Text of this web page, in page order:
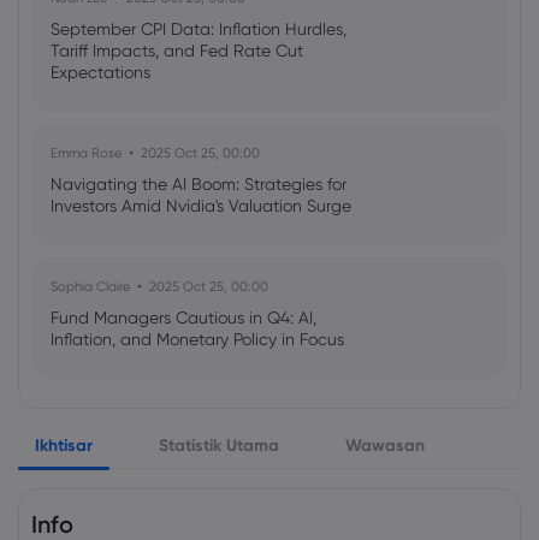
September CPI Data: Inflation Hurdles,
Tariff Impacts, and Fed Rate Cut
Expectations
Emma Rose 2025 Oct 25, 00:00
Navigating the AI Boom: Strategies for
Investors Amid Nvidia's Valuation Surge
Sophia Claire 2025 Oct 25, 00:00
Fund Managers Cautious in Q4: AI,
Inflation, and Monetary Policy in Focus
US Government Shutdown Threatens
October Inflation Data Release
Ikhtisar Statistik Utama Wawasan
Info